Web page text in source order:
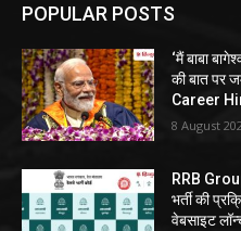
POPULAR POSTS
‘मैं बाबा
की बात पर
Career
8 August
RRB
भर्ती की
वेबसाइट